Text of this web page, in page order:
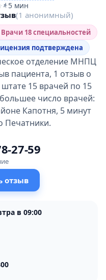
· 5 мин
(1 анонимный)
Врачи 18 специальностей
подтверждена
отделение МНПЦ
пациента, 1 отзыв о
15 врачей по 15
число врачей:
Капотня, 5 минут
Печатники.
27-59
отзыв
в 09:00